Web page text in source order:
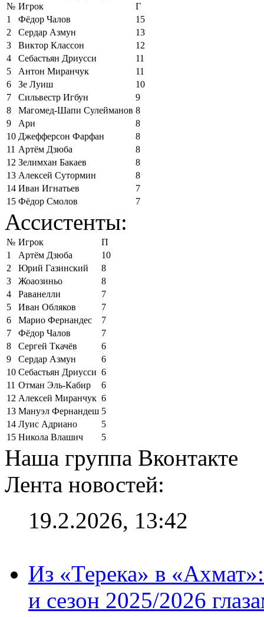
№ Игрок
Г
1
Фёдор Чалов
15
2
Сердар Азмун
13
3
Виктор Классон
12
4
Себастьян Дриусси
11
5
Антон Миранчук
11
6
Зе Луиш
10
7
Сильвестр Игбун
9
8
Магомед-Шапи Сулейманов 8
9
Ари
8
10 Джефферсон Фарфан
8
11 Артём Дзюба
8
12 Зелимхан Бакаев
8
13 Алексей Сутормин
8
14 Иван Игнатьев
7
15 Фёдор Смолов 7
Ассистенты:
№ Игрок
П
1
Артём Дзюба
10
2
Юрий Газинский
8
3
Жоаозиньо
8
4
Раванелли
7
5
Иван Обляков
7
6
Марио Фернандес
7
7
Фёдор Чалов
7
8
Сергей Ткачёв
6
9
Сердар Азмун
6
10 Себастьян Дриусси 6
11 Отман Эль-Кабир
6
12 Алексей Миранчук 6
13 Мануэл Фернандеш 5
14 Луис Адриано
5
15 Никола Влашич 5
Наша группа Вконтакте
Лента новостей:
19.2.2026, 13:42
Из «Терека» в
и сезон 2025/2026